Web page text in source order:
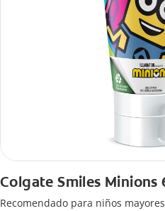
Colgate Smiles Minions
Recomendado para niños